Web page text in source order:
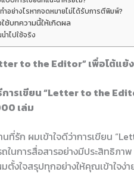
ำอย่างไรหากจดหมายไม่ได้รับการตีพิมพ์?
ช้บทความนี้ให้เกิดผล
ำไปใช้จริง
to the Editor” เพื่อโต้แย้
ารเขียน “Letter to the
เล่ม
รัก ผมเข้าใจดีว่าการเขียน
ถในการสื่อสารอย่างมีประสิทธิภ
ตั้งใจสรุปทุกอย่างให้คุณเข้าใจง่